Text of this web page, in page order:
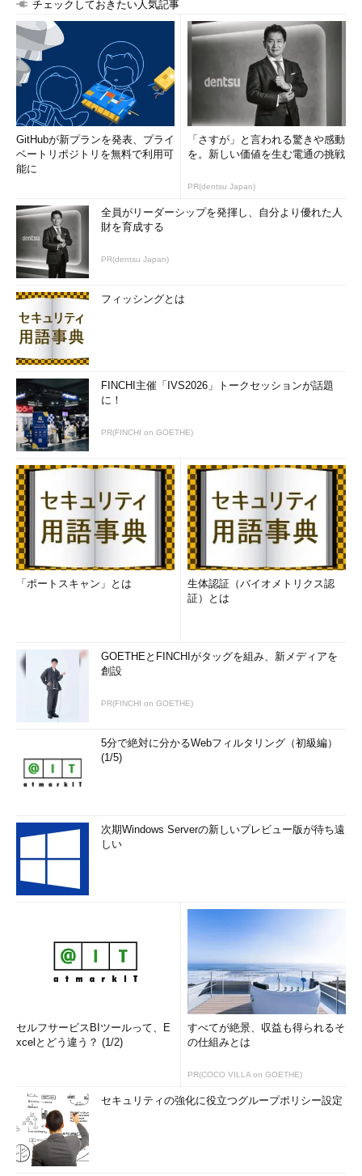
チェックしておきたい人気記事
GitHubが新プランを発表、プライ
ベートリポジトリを無料で利用可
能に
「さすが」と言われる驚きや感動
を。新しい価値を生む電通の挑戦
PR(dentsu Japan)
全員がリーダーシップを発揮し、自分より優れた人
財を育成する
PR(dentsu Japan)
フィッシングとは
FINCHI主催「IVS2026」トークセッションが話題
に！
PR(FINCHI on GOETHE)
「ポートスキャン」とは
生体認証（バイオメトリクス認
証）とは
GOETHEとFINCHIがタッグを組み、新メディアを
創設
PR(FINCHI on GOETHE)
5分で絶対に分かるWebフィルタリング（初級編）
(1/5)
次期Windows Serverの新しいプレビュー版が待ち遠
しい
セルフサービスBIツールって、E
xcelとどう違う？ (1/2)
すべてが絶景、収益も得られるそ
の仕組みとは
PR(COCO VILLA on GOETHE)
セキュリティの強化に役立つグループポリシー設定